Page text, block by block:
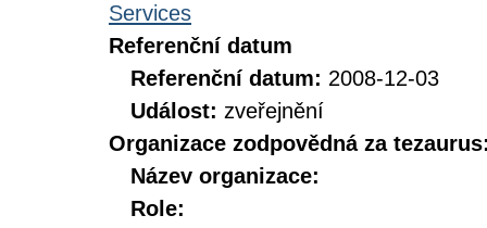
Services
Referenční datum
Referenční datum: 2008-12-03
Událost: zveřejnění
Organizace zodpovědná za
Název organizace:
Role: